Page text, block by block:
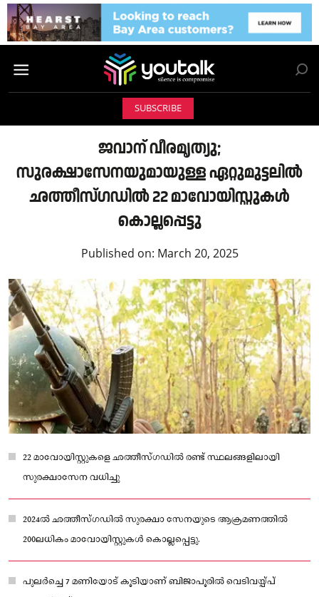
SUBSCRIBE
ജവാന് വീരമൃത്യു;
സുരക്ഷാസേനയുമായുള്ള ഏറ്റുമുട്ടലിൽ
ഛത്തീസ്‌ഗഡിൽ 22 മാവോയിസ്റ്റുകൾ
കൊല്ലപ്പെട്ടു
Published on: March 20, 2025
22 മാവോയിസ്റ്റുകളെ ഛത്തീസ്‌ഗഡിൽ രണ്ട് സ്ഥലങ്ങളിലായി
സുരക്ഷാസേന വധിച്ചു
2024ൽ ഛത്തീസ്ഗഡിൽ സുരക്ഷാ സേനയുടെ ആക്രമണത്തിൽ
200ലധികം മാവോയിസ്റ്റുകൾ കൊല്ലപ്പെട്ടു.
പുലർച്ചെ 7 മണിയോട് കൂടിയാണ് ബിജാപൂരിൽ വെടിവയ്പ്പ്